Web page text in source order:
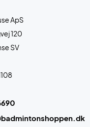
ApS
120
SV